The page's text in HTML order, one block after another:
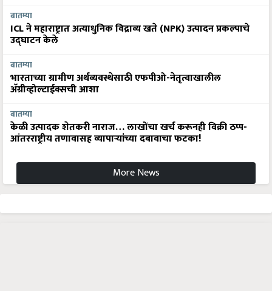
बातम्या
ICL ने महाराष्ट्रात अत्याधुनिक विद्राव्य खते (NPK) उत्पादन प्रकल्पाचे
उद्घाटन केले
बातम्या
भारताच्या ग्रामीण अर्थव्यवस्थेसाठी एफपीओ-नेतृत्वाखालील
अ‍ॅग्रीव्होल्टाईक्सची आशा
बातम्या
केळी उत्पादक शेतकरी नाराज… लाखोंचा खर्च करूनही विक्री ठप्प-
आंतरराष्ट्रीय तणावासह व्यापाऱ्यांच्या दबावाचा फटका!
More News